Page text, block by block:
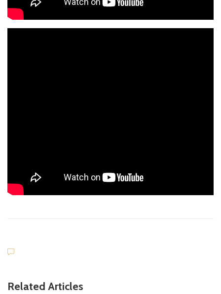
Related Articles